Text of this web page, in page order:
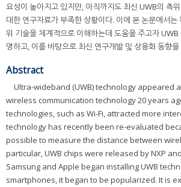
요성이 높아지고 있지만, 아직까지도 최신 UWB의 측
대한 연구자료가 부족한 상황이다. 이에 본 논문에서
위 기술을 체계적으로 이해하는데 도움을 주고자
명하고, 이를 바탕으로 최신 연구개발 및 상용화 동향
Abstract
Ultra-wideband (UWB) technology appeared
wireless communication technology 20 years
technologies, such as Wi-Fi, attracted more
technology has recently been re-evaluated
possible to measure the distance between
particular, UWB chips were released by NXP
Samsung and Apple began installing UWB
smartphones, it began to be popularized. It is